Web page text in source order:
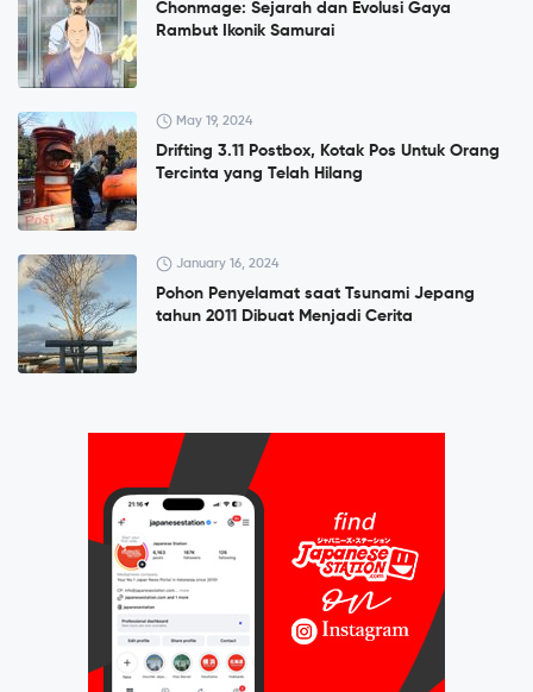
Chonmage: Sejarah dan Evolusi Gaya
Rambut Ikonik Samurai
May 19, 2024
Drifting 3.11 Postbox, Kotak Pos Untuk Orang
Tercinta yang Telah Hilang
January 16, 2024
Pohon Penyelamat saat Tsunami Jepang
tahun 2011 Dibuat Menjadi Cerita